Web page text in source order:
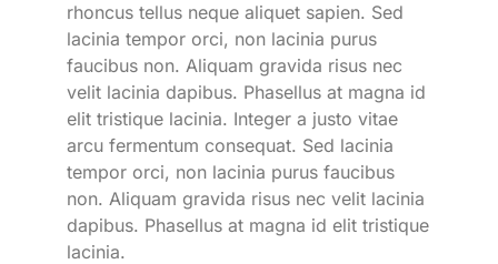
rhoncus tellus neque aliquet sapien. Sed
lacinia tempor orci, non lacinia purus
faucibus non. Aliquam gravida risus nec
velit lacinia dapibus. Phasellus at magna id
elit tristique lacinia. Integer a justo vitae
arcu fermentum consequat. Sed lacinia
tempor orci, non lacinia purus faucibus
non. Aliquam gravida risus nec velit lacinia
dapibus. Phasellus at magna id elit tristique
lacinia.